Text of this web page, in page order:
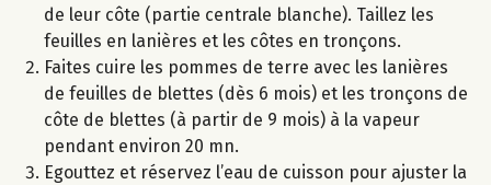
de leur côte (partie centrale blanche). Taillez les
feuilles en lanières et les côtes en tronçons.
Faites cuire les pommes de terre avec les lanières
de feuilles de blettes (dès 6 mois) et les tronçons de
côte de blettes (à partir de 9 mois) à la vapeur
pendant environ 20 mn.
Egouttez et réservez l’eau de cuisson pour ajuster la